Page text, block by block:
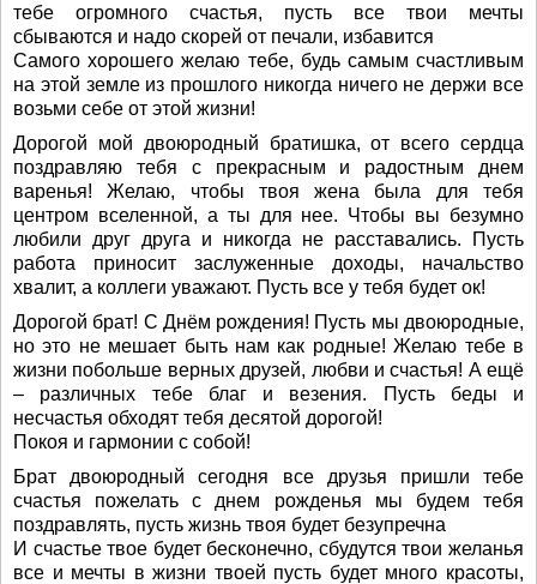
тебе огромного счастья, пусть все твои мечты
сбываются и надо скорей от печали, избавится
Самого хорошего желаю тебе, будь самым счастливым
на этой земле из прошлого никогда ничего не держи все
возьми себе от этой жизни!
Дорогой мой двоюродный братишка, от всего сердца
поздравляю тебя с прекрасным и радостным днем
варенья! Желаю, чтобы твоя жена была для тебя
центром вселенной, а ты для нее. Чтобы вы безумно
любили друг друга и никогда не расставались. Пусть
работа приносит заслуженные доходы, начальство
хвалит, а коллеги уважают. Пусть все у тебя будет ок!
Дорогой брат! С Днём рождения! Пусть мы двоюродные,
но это не мешает быть нам как родные! Желаю тебе в
жизни побольше верных друзей, любви и счастья! А ещё
– различных тебе благ и везения. Пусть беды и
несчастья обходят тебя десятой дорогой!
Покоя и гармонии с собой!
Брат двоюродный сегодня все друзья пришли тебе
счастья пожелать с днем рожденья мы будем тебя
поздравлять, пусть жизнь твоя будет безупречна
И счастье твое будет бесконечно, сбудутся твои желанья
все и мечты в жизни твоей пусть будет много красоты,